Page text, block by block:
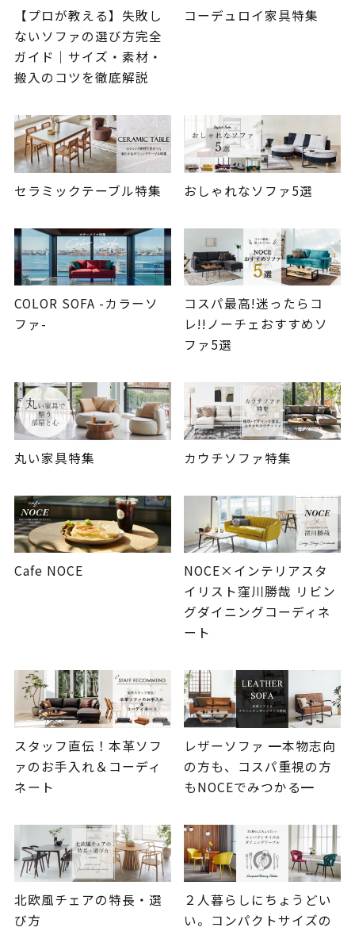
【プロが教える】失敗し
ないソファの選び方完全
ガイド｜サイズ・素材・
搬入のコツを徹底解説
コーデュロイ家具特集
セラミックテーブル特集 おしゃれなソファ5選
COLOR SOFA -カラーソ
ファ-
コスパ最高!迷ったらコ
レ!!ノーチェおすすめソ
ファ5選
丸い家具特集 カウチソファ特集
Cafe NOCE
NOCE×インテリアスタ
イリスト窪川勝哉 リビン
グダイニングコーディネ
ート
スタッフ直伝！本革ソフ
ァのお手入れ＆コーディ
ネート
レザーソファ ━本物志向
の方も、コスパ重視の方
もNOCEでみつかる━
北欧風チェアの特長・選
び方
２人暮らしにちょうどい
い。コンパクトサイズの